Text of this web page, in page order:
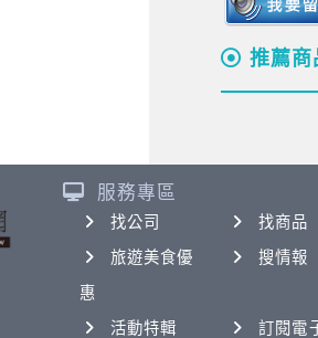
推薦商
服務專區
找公司
找商品
旅遊美食優
惠
搜情報
活動特輯
訂閱電